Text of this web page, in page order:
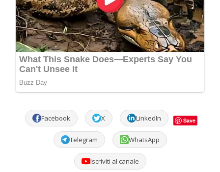
Facebook X LinkedIn Save
Telegram WhatsApp
Iscriviti al canale